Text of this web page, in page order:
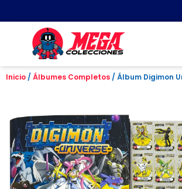
Inicio / Álbumes Completos / Álbum Digimon